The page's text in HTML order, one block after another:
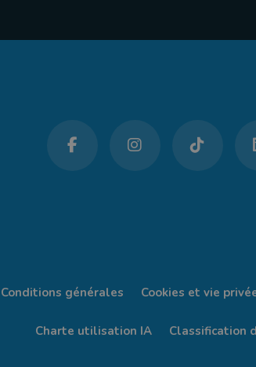
Conditions générales Cookies et vie
Charte utilisation IA Classification